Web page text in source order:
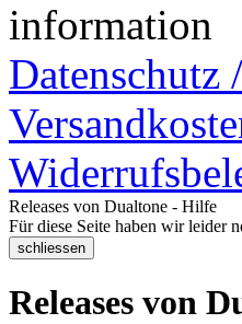
information
Releases von Dualtone - Hilfe
Für diese Seite haben wir leider
Releases von